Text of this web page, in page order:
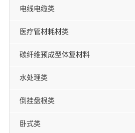
电线电缆类
医疗管材耗材类
碳纤维预成型体复材料
水处理类
倒挂盘根类
卧式类